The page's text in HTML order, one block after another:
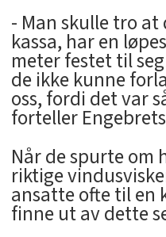
- Man skulle tro at
kassa, har en
meter festet til
de ikke kunne
oss, fordi det var
forteller
Når de spurte om
riktige
ansatte ofte til en
finne ut av dette